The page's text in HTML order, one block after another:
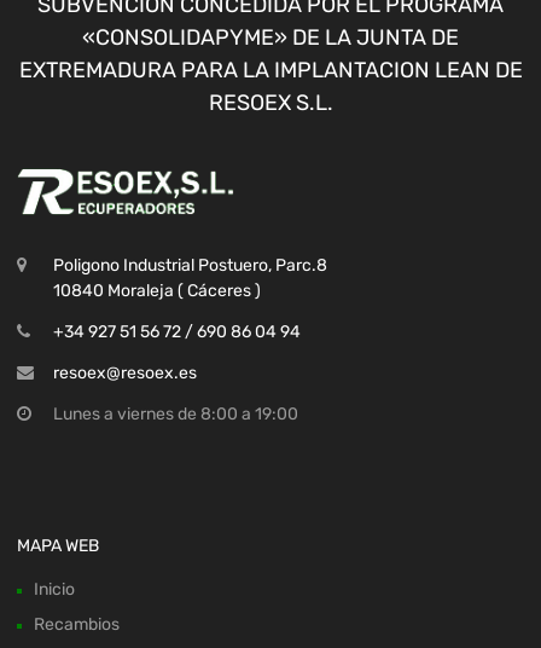
«CONSOLIDAPYME» DE LA JUNTA DE
EXTREMADURA PARA LA IMPLANTACION LEAN DE
RESOEX S.L.
Poligono Industrial Postuero, Parc.8
10840 Moraleja ( Cáceres )
+34 927 51 56 72 / 690 86 04 94
resoex@resoex.es
Lunes a viernes de 8:00 a 19:00
MAPA WEB
Inicio
Recambios